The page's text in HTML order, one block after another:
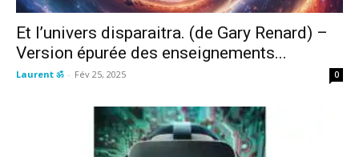
Et l’univers disparaitra. (de Gary Renard) –
Version épurée des enseignements...
Laurent ॐ - Fév 25, 2025 0